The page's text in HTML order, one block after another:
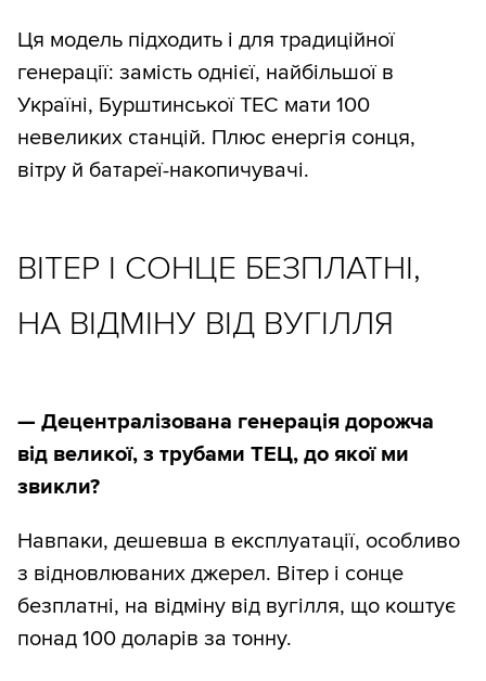
Ця модель підходить і для традиційної
генерації: замість однієї, найбільшої в
Україні, Бурштинської ТЕС мати 100
невеликих станцій. Плюс енергія сонця,
вітру й батареї-накопичувачі.
ВІТЕР І СОНЦЕ БЕЗПЛАТНІ,
НА ВІДМІНУ ВІД ВУГІЛЛЯ
— Децентралізована генерація дорожча
від великої, з трубами ТЕЦ, до якої ми
звикли?
Навпаки, дешевша в експлуатації, особливо
з відновлюваних джерел. Вітер і сонце
безплатні, на відміну від вугілля, що коштує
понад 100 доларів за тонну.